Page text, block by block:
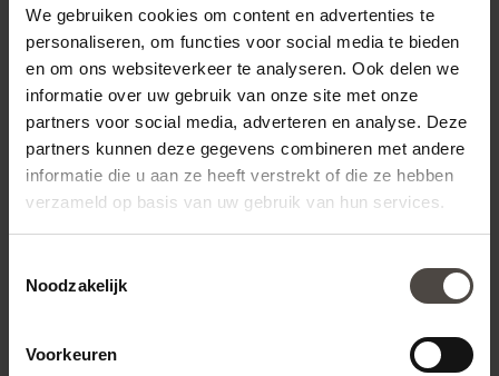
We gebruiken cookies om content en advertenties te
personaliseren, om functies voor social media te bieden
en om ons websiteverkeer te analyseren. Ook delen we
informatie over uw gebruik van onze site met onze
partners voor social media, adverteren en analyse. Deze
partners kunnen deze gegevens combineren met andere
informatie die u aan ze heeft verstrekt of die ze hebben
verzameld op basis van uw gebruik van hun services.
Noodzakelijk
Voorkeuren
gedaan kunnen worden.
Nooit meer posten vergeten te
factureren
In het project kunt u ingeven of er nog te verwachten
kosten zijn zodat deze niet tussen wal en schip vallen. Er
toe te moeten om te vertellen dat u posten vergeten bent
Per project wordt het gereedheidspercentage ingegeven